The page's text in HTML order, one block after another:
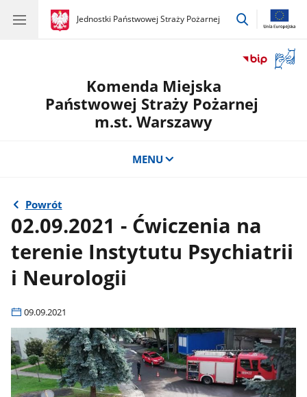
gov.pl
Jednostki Państwowej Straży Pożarnej
gov.pl
Jednostki
przejdź
okno
Komenda Miejska
Państwowej Straży Pożarnej
m.st. Warszawy
MENU
Powrót
02.09.2021 - Ćwiczenia na
terenie Instytutu Psychiatrii
i Neurologii
09.09.2021